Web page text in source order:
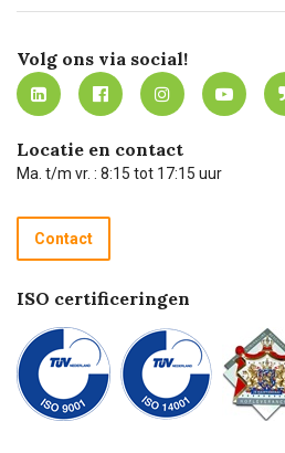
Werken bij Carel Lurvink
MVO
Mijn Carel Lurvink
Mijn Carel Lurvink instructievideo's
Carel Lurvink App
Hulp op afstand
Technische dienst
Recycle programma
Betalen
Innovation LAB
Tevreden klanten
Carel Lurvink Blog
Carel de podcast
Volg ons via social!
Locatie en contact
Ma. t/m vr. : 8:15 tot 17:15 uur
Contact
ISO certificeringen